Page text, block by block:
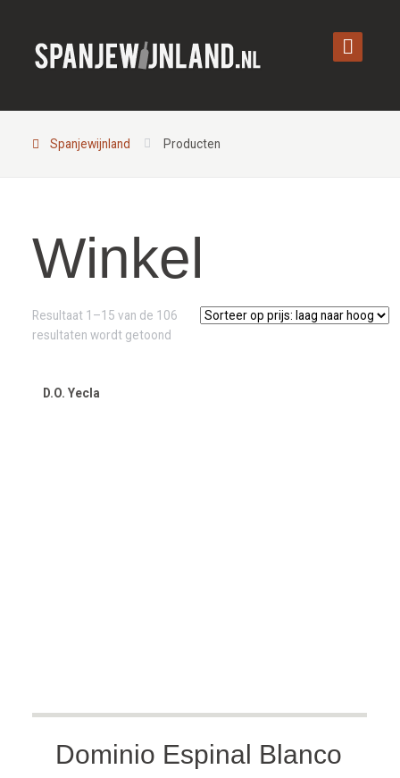
Spanjewijnland Producten
Winkel
Resultaat 1–15 van de 106
resultaten wordt getoondGesorteerd
D.O. Yecla
Dominio Espinal Blanco